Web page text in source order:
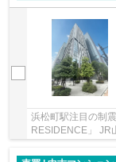
浜松町駅注目の制
RESIDENCE」 JR
で天候に左右され